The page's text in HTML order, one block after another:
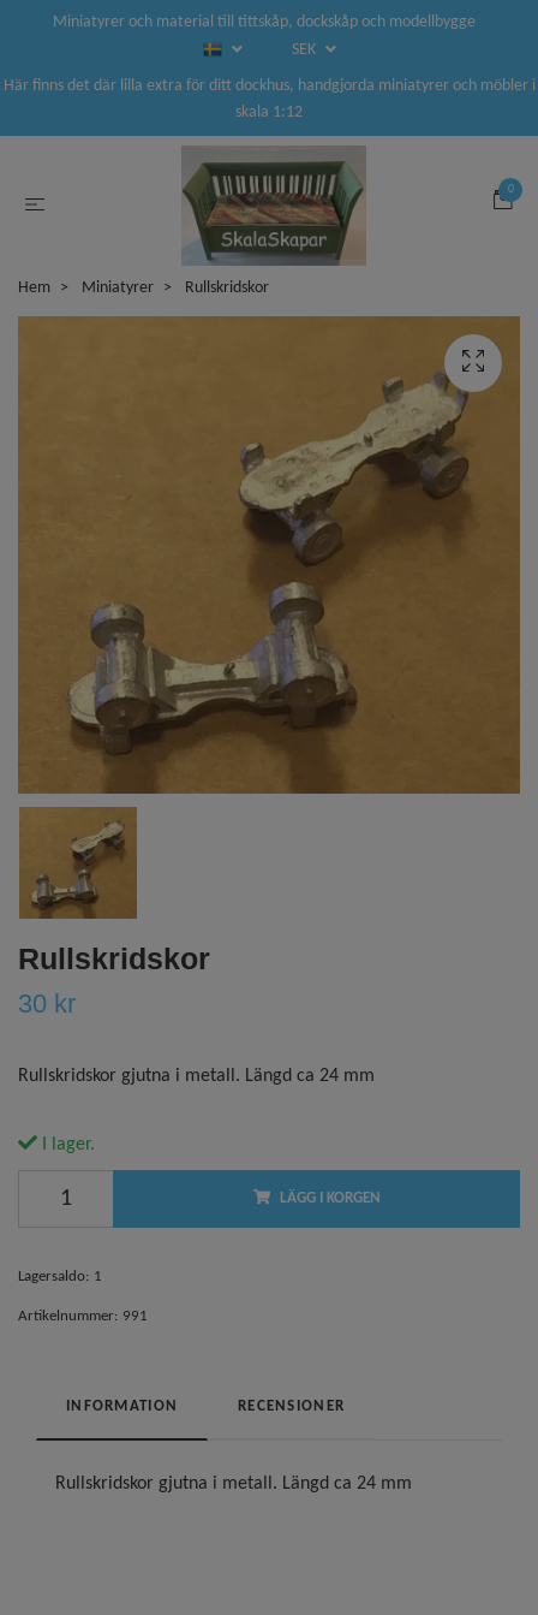
Miniatyrer och material till tittskåp, dockskåp och modellbygge
SEK
Här finns det där lilla extra för ditt dockhus, handgjorda miniatyrer och möbler i
skala 1:12
0
Hem Miniatyrer Rullskridskor
Rullskridskor
30 kr
Rullskridskor gjutna i metall. Längd ca 24 mm
I lager.
LÄGG I KORGEN
Lagersaldo: 1
Artikelnummer: 991
INFORMATION RECENSIONER
Rullskridskor gjutna i metall. Längd ca 24 mm